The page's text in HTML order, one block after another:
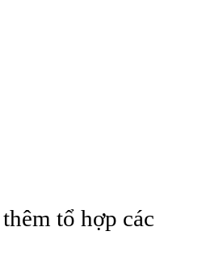
tổ hợp các